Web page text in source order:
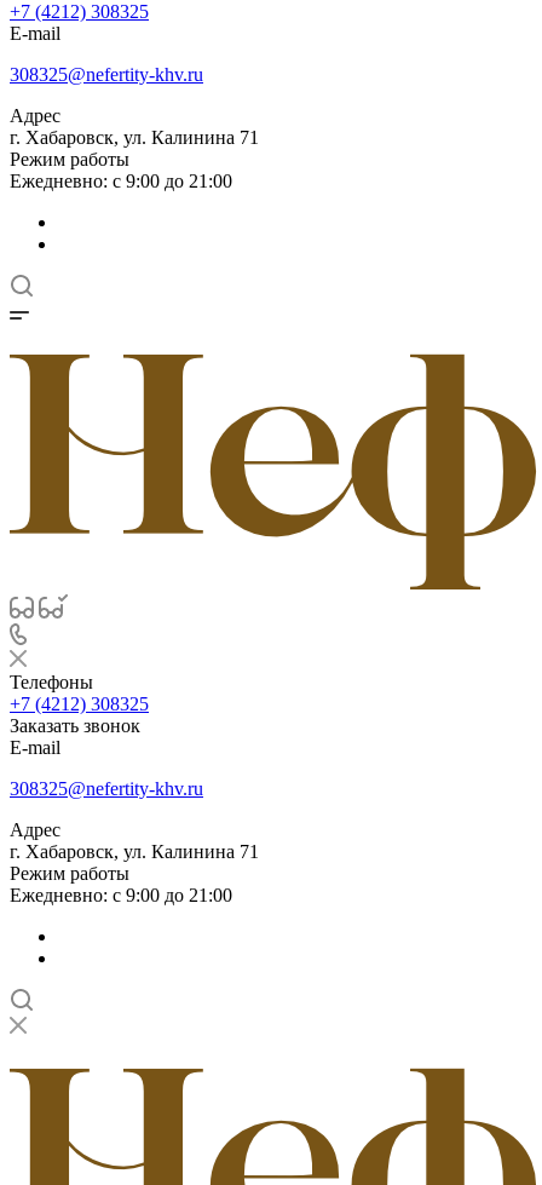
+7 (4212) 308325
E-mail
308325@nefertity-khv.ru
Адрес
г. Хабаровск, ул. Калинина 71
Режим работы
Ежедневно: с 9:00 до 21:00
Телефоны
+7 (4212) 308325
Заказать звонок
E-mail
308325@nefertity-khv.ru
Адрес
г. Хабаровск, ул. Калинина 71
Режим работы
Ежедневно: с 9:00 до 21:00